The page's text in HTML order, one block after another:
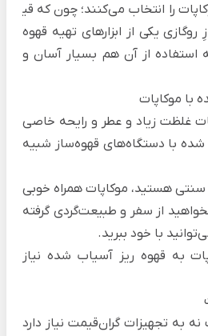
را انتخاب می‌کنند؛ چون که قی
روگازی یکی از ابزارهای تهیه قهوه
استفاده از آن هم بسیار آسان و
با موکاپات
غلظت زیاد و عطر و رایحه خاصی
شده با دستگاه‌های قهوه‌ساز شبیه
سنتی هستید، موکاپات همراه خوبی
از سفر و طبیعت‌گردی گرفته
با خود ببرید.
به قهوه ریز آسیاب شده نیاز
به تجهیزات گران‌قیمت نیاز دارد